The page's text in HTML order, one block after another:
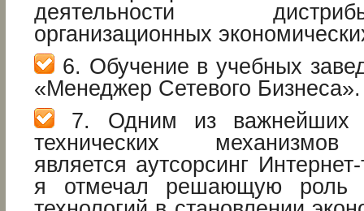
деятельности
организационных
6. Обучение в учебных
«Менеджер Сетевого Бизнеса».
7. Одним из важнейших
технических механизмов
является аутсорсинг
я отмечал решающую роль